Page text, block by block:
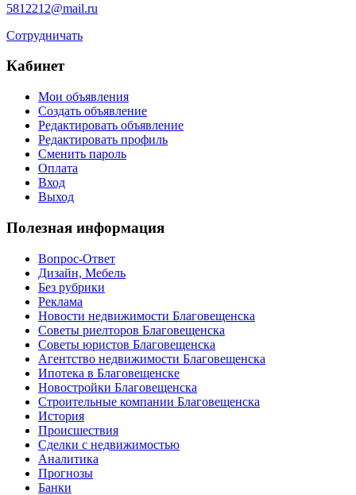
5812212@mail.ru
Сотрудничать
Кабинет
Мои объявления
Создать объявление
Редактировать объявление
Редактировать профиль
Сменить пароль
Оплата
Вход
Выход
Полезная информация
Вопрос-Ответ
Дизайн, Мебель
Без рубрики
Реклама
Новости недвижимости Благовещенска
Советы риелторов Благовещенска
Советы юристов Благовещенска
Агентство недвижимости Благовещенска
Ипотека в Благовещенске
Новостройки Благовещенска
Строительные компании Благовещенска
История
Происшествия
Сделки с недвижимостью
Аналитика
Прогнозы
Банки